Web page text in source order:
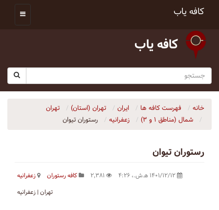
کافه یاب
کافه یاب
خانه فهرست کافه ها ایران تهران (استان)
تهران
شمال (مناطق ۱ و ۳)
زعفرانیه رستوران تیوان
رستوران تیوان
کافه رستوران
زعفرانیه
تهران | زعفرانيه